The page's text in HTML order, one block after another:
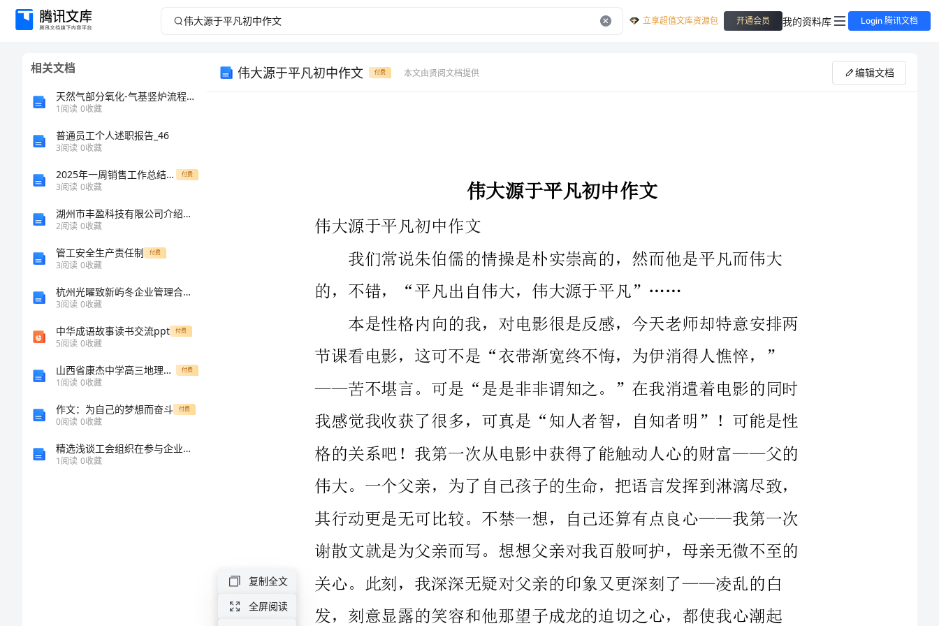
伟
立享超值文库资源包 开通会员 我的资料库 Login 腾讯文档
相关文档
天然气部分氧化-气基竖炉流程的模拟研究
1阅读 0收藏
普通员工个人述职报告_46
3阅读 0收藏
2025年一周销售工作总结范例 付费
3阅读 0收藏
湖州市丰盈科技有限公司介绍企业发展分析报告
2阅读 0收藏
管工安全生产责任制 付费
3阅读 0收藏
杭州光曜致新屿冬企业管理合伙企业（有限合伙）介绍企业发展分析报告
3阅读 0收藏
中华成语故事读书交流ppt 付费
5阅读 0收藏
山西省康杰中学高三地理第二次模拟试题新人教版 付费
1阅读 0收藏
作文：为自己的梦想而奋斗 付费
0阅读 0收藏
精选浅谈工会组织在参与企业文化建设中的途径一精
1阅读 0收藏
伟大源于平凡初中作文 付费 本文由贤阅文档提供 编辑文档
无助的，而其是无奈的，就像蛮不讲理的隔阻使得有情人终不成眷
属。
天空灿烂夺目，却只是一时的，夕阳无限好，也只是短促的，
我们常说朱伯儒的情操是朴实崇高的，然而他是平凡而伟大
本是性格内向的我，对电影很是反感，今天老师却特意安排两
——苦不堪言。可是“是是非非谓知之。”在我消遣着电影的同时
我感觉我收获了很多，可真是“知人者智，自知者明”！可能是性
格的关系吧！我第一次从电影中获得了能触动人心的财富——父的
伟大。一个父亲，为了自己孩子的生命，把语言发挥到淋漓尽致，
谢散文就是为父亲而写。想想父亲对我百般呵护，母亲无微不至的
关心。此刻，我深深无疑对父亲的印象又更深刻了——凌乱的白
复制全文
全屏阅读